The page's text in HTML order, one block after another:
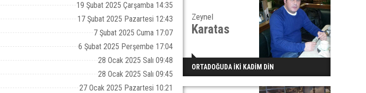
19 Şubat 2025 Çarşamba 14:35
17 Şubat 2025 Pazartesi 12:43
7 Şubat 2025 Cuma 17:07
6 Şubat 2025 Perşembe 17:04
28 Ocak 2025 Salı 09:48
28 Ocak 2025 Salı 09:45
27 Ocak 2025 Pazartesi 10:21
Zeynel
Karatas
ORTADOĞUDA İKİ KADİM DİN